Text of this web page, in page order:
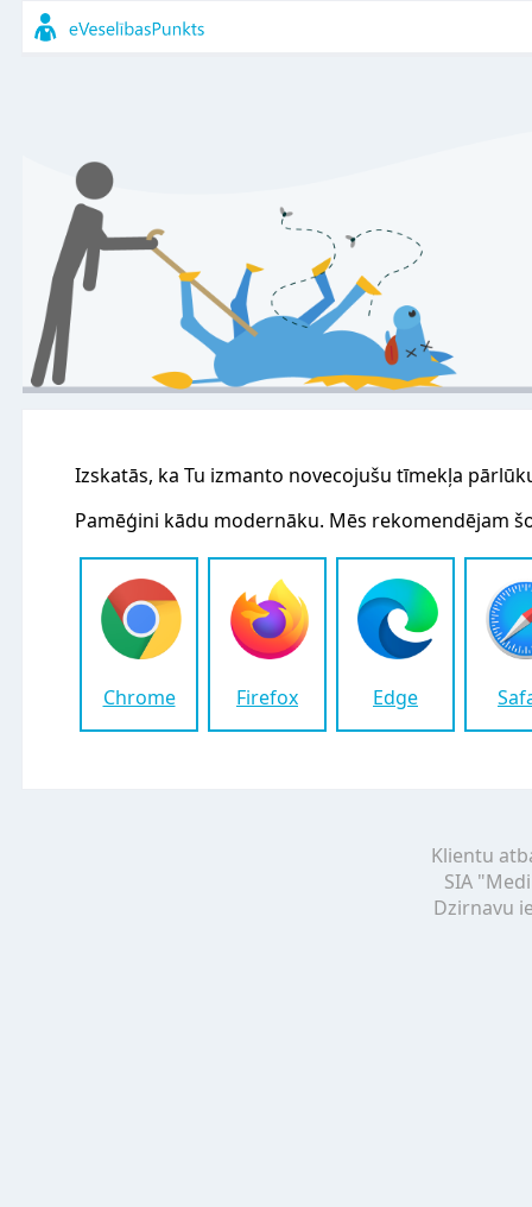
Izskatās, ka Tu izmanto novecojušu tīmekļa
Pamēģini kādu modernāku. Mēs rekomendējam
Chrome Firefox Edge
Klientu
SIA
Dzirnavu